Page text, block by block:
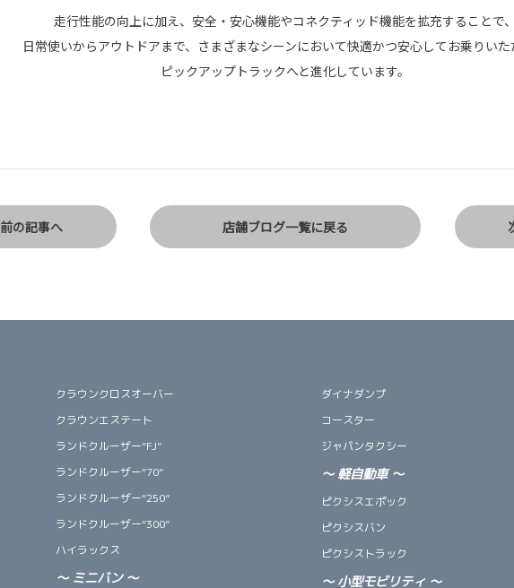
走行性能の向上に加え、安全・安心機能やコネクティッド機能を拡充することで、
日常使いからアウトドアまで、さまざまなシーンにおいて快適かつ安心してお乗りいた
ピックアップトラックへと進化しています。
前の記事へ 店舗ブログ一覧に戻る
クラウンクロスオーバー
クラウンエステート
ランドクルーザー“FJ”
ランドクルーザー“70”
ランドクルーザー“250”
ランドクルーザー“300”
ハイラックス
～ ミニバン ～
ダイナダンプ
コースター
ジャパンタクシー
～ 軽自動車～
ピクシスエポック
ピクシスバン
ピクシストラック
～ 小型モビリティ ～